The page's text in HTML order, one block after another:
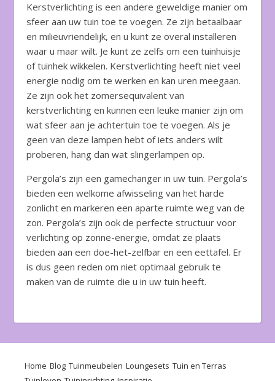
Kerstverlichting is een andere geweldige manier om
sfeer aan uw tuin toe te voegen. Ze zijn betaalbaar
en milieuvriendelijk, en u kunt ze overal installeren
waar u maar wilt. Je kunt ze zelfs om een ​​tuinhuisje
of tuinhek wikkelen. Kerstverlichting heeft niet veel
energie nodig om te werken en kan uren meegaan.
Ze zijn ook het zomersequivalent van
kerstverlichting en kunnen een leuke manier zijn om
wat sfeer aan je achtertuin toe te voegen. Als je
geen van deze lampen hebt of iets anders wilt
proberen, hang dan wat slingerlampen op.
Pergola’s zijn een gamechanger in uw tuin. Pergola’s
bieden een welkome afwisseling van het harde
zonlicht en markeren een aparte ruimte weg van de
zon. Pergola’s zijn ook de perfecte structuur voor
verlichting op zonne-energie, omdat ze plaats
bieden aan een doe-het-zelfbar en een eettafel. Er
is dus geen reden om niet optimaal gebruik te
maken van de ruimte die u in uw tuin heeft.
Home Blog Tuinmeubelen Loungesets Tuin en Terras